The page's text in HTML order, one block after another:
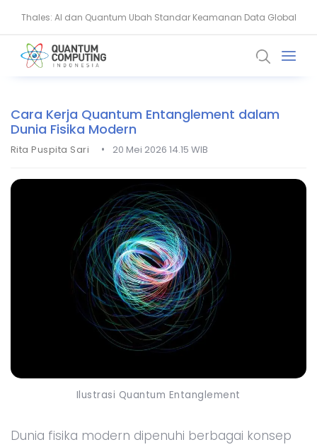
Thales: AI dan Quantum Ubah Standar Keamanan Data Global
BSSN Dorong Industri Siber Nasional Hadapi Ancaman AI dan
Cara Kerja Quantum Entanglement dalam
Dunia Fisika Modern
Rita Puspita Sari • 20 Mei 2026 14.15 WIB
Ilustrasi Quantum Entanglement
Dunia fisika modern dipenuhi berbagai konsep